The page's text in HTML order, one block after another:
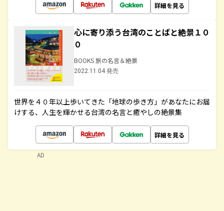
詳細を見る
心に寄り添う台湾のことばと絶景１０
０
BOOKS 旅の名言＆絶景
2022.11.04 発売
世界を４０年以上歩いてきた「地球の歩き方」があなたにお届
けする、人生を輝かせる台湾の名言と癒やしの絶景集
詳細を見る
AD